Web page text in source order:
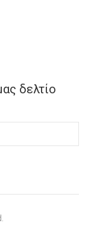
δελτίο